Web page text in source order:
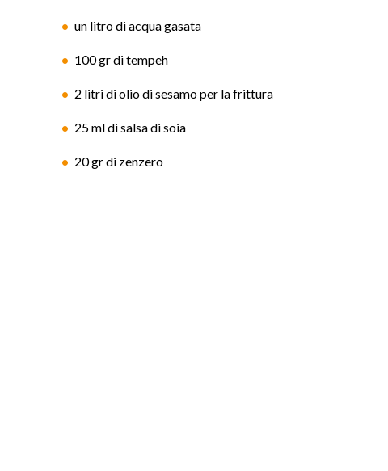
un litro di acqua gasata
100 gr di tempeh
2 litri di olio di sesamo per la frittura
25 ml di salsa di soia
20 gr di zenzero